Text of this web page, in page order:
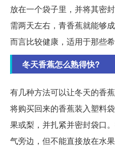
放在一个袋子里，并将其密
需两天左右，青香蕉就能够
而言比较健康，适用于那些
冬天香蕉怎么熟得快?
有几种方法可以让冬天的香
将购买回来的香蕉装入塑料
果或梨，并扎紧并密封袋口
气旁边，但不能直接放在水